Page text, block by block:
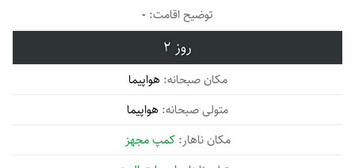
-
2
هواپیما
هواپیما
کمپ مجهز